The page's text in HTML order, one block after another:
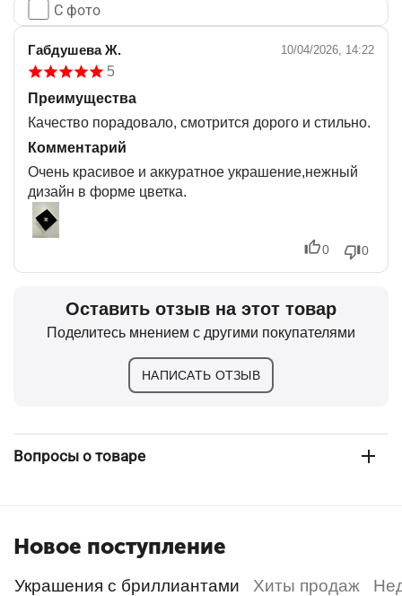
С фото
Габдушева Ж. 10/04/2026, 14:22
5
Преимущества
Качество порадовало, смотрится дорого и стильно.
Комментарий
Очень красивое и аккуратное украшение,нежный
дизайн в форме цветка.
0 0
Оставить отзыв на этот товар
Поделитесь мнением с другими покупателями
НАПИСАТЬ ОТЗЫВ
Вопросы о товаре
Новое поступление
Украшения с бриллиантами Хиты продаж